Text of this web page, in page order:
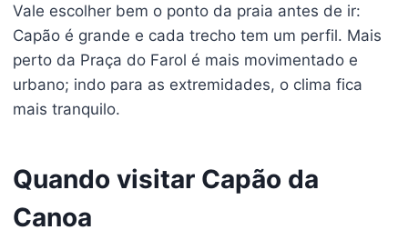
Vale escolher bem o ponto da praia antes de ir:
Capão é grande e cada trecho tem um perfil. Mais
perto da Praça do Farol é mais movimentado e
urbano; indo para as extremidades, o clima fica
mais tranquilo.
Quando visitar Capão da
Canoa